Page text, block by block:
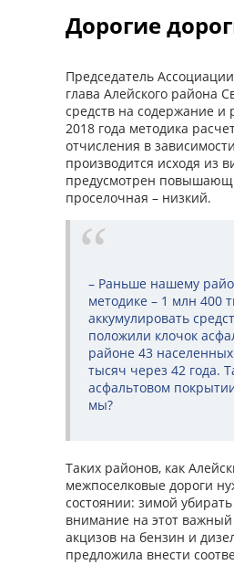
Дорогие
Председатель
глава Алейского района
средств на содержание и
2018 года методика
отчисления в
производится исходя из
предусмотрен
проселочная – низкий.
– Раньше нашему
методике – 1 млн 400
аккумулировать
положили клочок
районе 43
тысяч через 42 года.
асфальтовом
мы?
Таких районов, как
межпоселковые дороги
состоянии: зимой
внимание на этот
акцизов на бензин и
предложила внести